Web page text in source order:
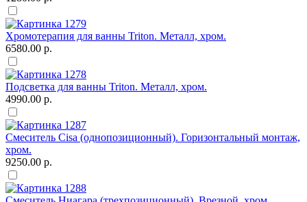
Хромотерапия для ванны Triton. Металл, хром.
6580.00 р.
Подсветка для ванны Triton. Металл, хром.
4990.00 р.
Смеситель Сisa (однопозиционный). Горизонтальный монтаж,
хром.
9250.00 р.